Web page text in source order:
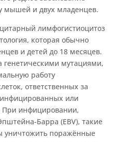
мышей и двух младенцев.
лимфогистиоцитоз
которая обычно
и детей до 18 месяцев.
генетическими мутациями,
работу
ответственных за
или
При инфицировании,
Барра (EBV), такие
уничтожить поражённые